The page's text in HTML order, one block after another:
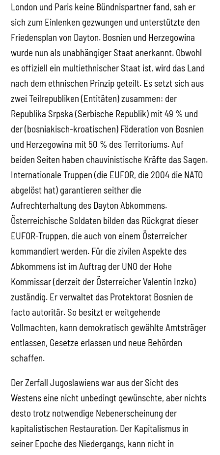
London und Paris keine Bündnispartner fand, sah er
sich zum Einlenken gezwungen und unterstützte den
Friedensplan von Dayton. Bosnien und Herzegowina
wurde nun als unabhängiger Staat anerkannt. Obwohl
es offiziell ein multiethnischer Staat ist, wird das Land
nach dem ethnischen Prinzip geteilt. Es setzt sich aus
zwei Teilrepubliken (Entitäten) zusammen: der
Republika Srpska (Serbische Republik) mit 49 % und
der (bosniakisch-kroatischen) Föderation von Bosnien
und Herzegowina mit 50 % des Territoriums. Auf
beiden Seiten haben chauvinistische Kräfte das Sagen.
Internationale Truppen (die EUFOR, die 2004 die NATO
abgelöst hat) garantieren seither die
Aufrechterhaltung des Dayton Abkommens.
Österreichische Soldaten bilden das Rückgrat dieser
EUFOR-Truppen, die auch von einem Österreicher
kommandiert werden. Für die zivilen Aspekte des
Abkommens ist im Auftrag der UNO der Hohe
Kommissar (derzeit der Österreicher Valentin Inzko)
zuständig. Er verwaltet das Protektorat Bosnien de
facto autoritär. So besitzt er weitgehende
Vollmachten, kann demokratisch gewählte Amtsträger
entlassen, Gesetze erlassen und neue Behörden
schaffen.
Der Zerfall Jugoslawiens war aus der Sicht des
Westens eine nicht unbedingt gewünschte, aber nichts
desto trotz notwendige Nebenerscheinung der
kapitalistischen Restauration. Der Kapitalismus in
seiner Epoche des Niedergangs, kann nicht in